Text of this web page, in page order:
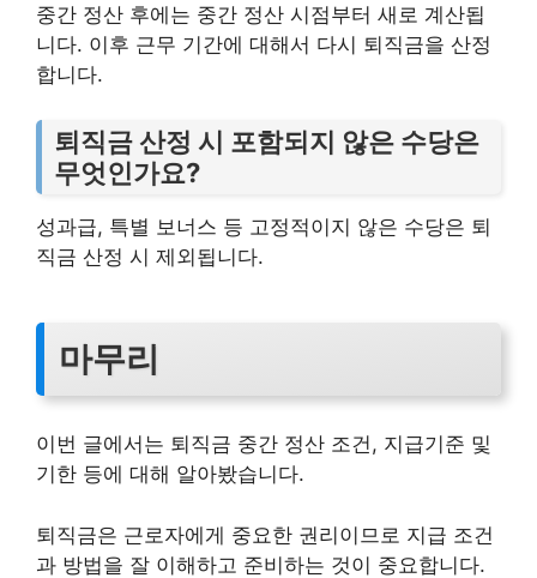
중간 정산 후에는 중간 정산 시점부터 새로 계산됩
니다. 이후 근무 기간에 대해서 다시 퇴직금을 산정
합니다.
퇴직금 산정 시 포함되지 않은 수당은
무엇인가요?
성과급, 특별 보너스 등 고정적이지 않은 수당은 퇴
직금 산정 시 제외됩니다.
마무리
이번 글에서는 퇴직금 중간 정산 조건, 지급기준 및
기한 등에 대해 알아봤습니다.
퇴직금은 근로자에게 중요한 권리이므로 지급 조건
과 방법을 잘 이해하고 준비하는 것이 중요합니다.